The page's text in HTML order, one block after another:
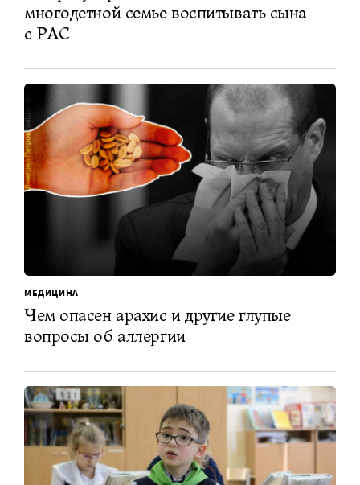
многодетной семье воспитывать сына
с РАС
МЕДИЦИНА
Чем опасен арахис и другие глупые
вопросы об аллергии